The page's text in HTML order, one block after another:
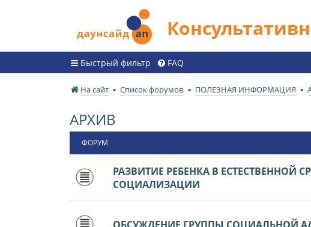
Быстрый фильтр FAQ
На сайт Список форумов ПОЛЕЗНАЯ ИНФОРМАЦИЯ
АРХИВ
ФОРУМ
РАЗВИТИЕ РЕБЕНКА В ЕСТЕСТВЕННОЙ
СОЦИАЛИЗАЦИИ